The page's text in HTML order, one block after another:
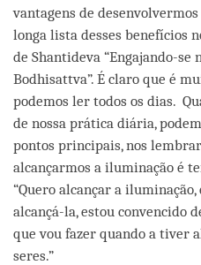
vantagens de
longa lista desses benefícios
de Shantideva “Engajando-se
Bodhisattva”. É claro que é
podemos ler todos os dias.
de nossa prática diária,
pontos principais, nos
alcançarmos a iluminação é
“Quero alcançar a
alcançá-la, estou convencido
que vou fazer quando a tiver
seres.”